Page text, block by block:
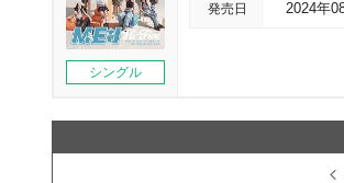
シングル
発売日 2024年